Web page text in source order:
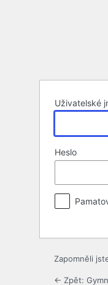
Uživatelské
Heslo
Zapomněli
← Zpět: